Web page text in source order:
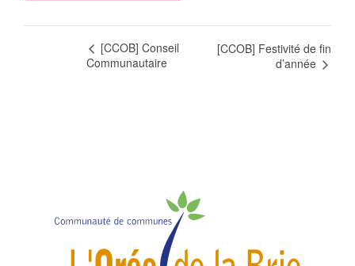
[CCOB] Conseil
Communautaire
[CCOB] Festivité de fin
d’année